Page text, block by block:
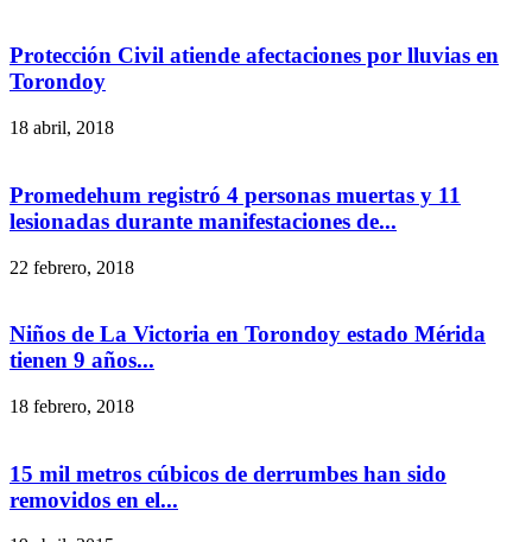
Protección Civil atiende afectaciones por lluvias en
Torondoy
18 abril, 2018
Promedehum registró 4 personas muertas y 11
lesionadas durante manifestaciones de...
22 febrero, 2018
Niños de La Victoria en Torondoy estado Mérida
tienen 9 años...
18 febrero, 2018
15 mil metros cúbicos de derrumbes han sido
removidos en el...